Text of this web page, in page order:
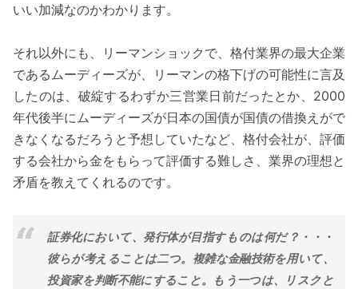
いい加減なのかわかります。
それ以外にも、リーマンショックで、格付業界の最大企業
であるムーディーズが、リーマンの格下げの可能性に言及
したのは、破綻するわずか三営業日前だったとか、2000
年代後半にムーディーズが日本の国債が国債の借換えがで
きなくなるだろうと予想していたなど、格付会社が、評価
する会社から金をもらって評価する難しさ、業界の理想と
矛盾を教えてくれるのです。
証券化において、発行体が目指すものは何だ？・・・
彼らが考えることは二つ。複雑な金融技術を用いて、
投資家を判断不能にすること。もう一つは、リスクと